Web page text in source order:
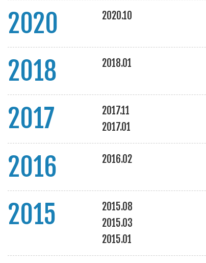
2020 2020.10
2018 2018.01
2017 2017.11
2017.01
2016 2016.02
2015 2015.08
2015.03
2015.01